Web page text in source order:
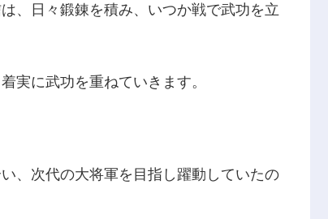
、日々鍛錬を積み、いつか戦で武功を立
実に武功を重ねていきます。
、次代の大将軍を目指し躍動していたの